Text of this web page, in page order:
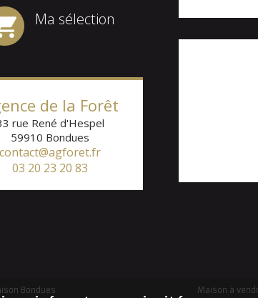
Ma sélection
de la Forêt
rue René d'Hespel
59910 Bondues
contact@agforet.fr
03 20 23 20 83
Bondues Maison à